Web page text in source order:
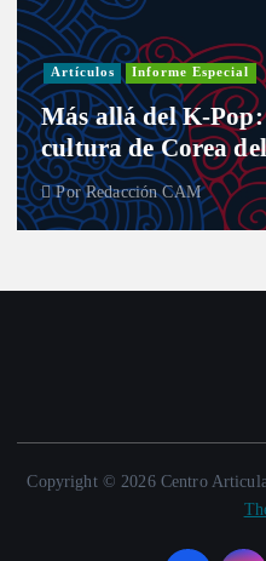
Artículos Informe Especial
Más allá del K-
cultura de Corea
PorRedacción CAM
Copyright © 2026 Centro